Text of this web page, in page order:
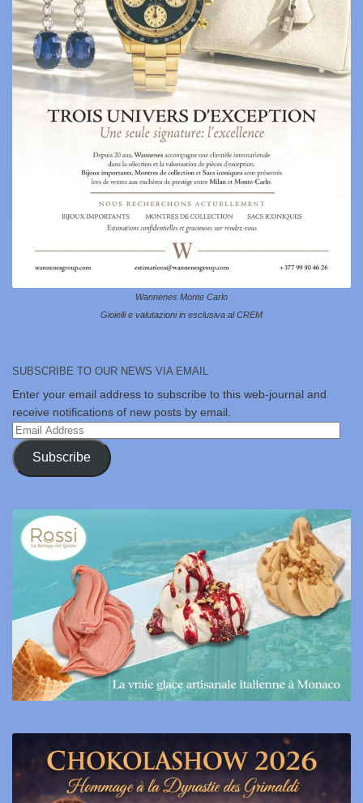
Wannenes Monte Carlo
Gioielli e valutazioni in esclusiva al CREM
SUBSCRIBE TO OUR NEWS VIA EMAIL
Enter your email address to subscribe to this web-journal and
receive notifications of new posts by email.
Email
Address
Subscribe